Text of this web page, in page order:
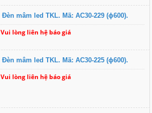
Đèn mâm led TKL. Mã: AC30-229 (ɸ600).
Vui lòng liên hệ báo giá
Đèn mâm led TKL. Mã: AC30-225 (ɸ600).
Vui lòng liên hệ báo giá